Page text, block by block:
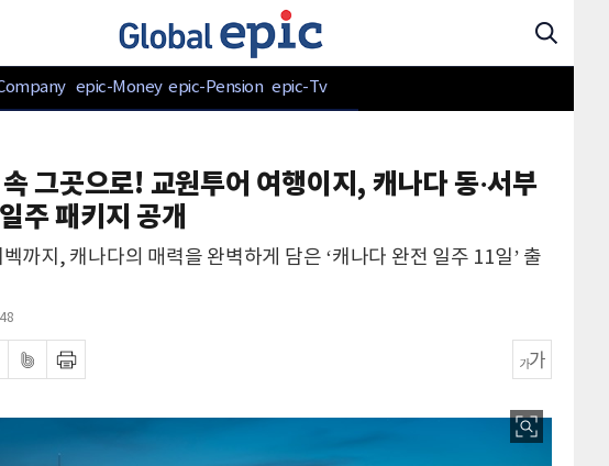
epic-Money epic-Pension epic-Tv
그곳으로! 교원투어 여행이지, 캐나다 동·서부
주 패키지 공개
까지, 캐나다의 매력을 완벽하게 담은 ‘캐나다 완전 일주 11일’ 출